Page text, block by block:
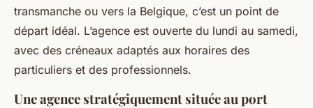
transmanche ou vers la Belgique, c’est un point de
départ idéal. L’agence est ouverte du lundi au samedi,
avec des créneaux adaptés aux horaires des
particuliers et des professionnels.
Une agence stratégiquement située au port